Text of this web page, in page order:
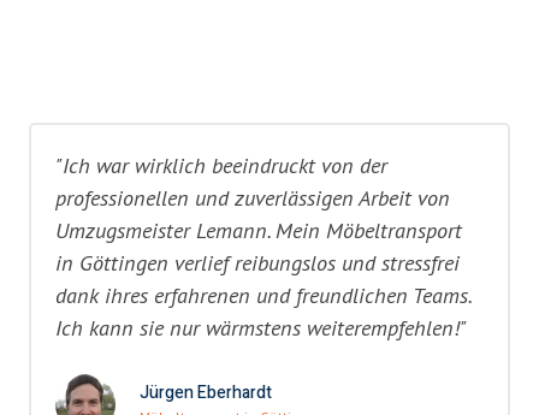
"Ich war wirklich beeindruckt von der
professionellen und zuverlässigen Arbeit von
Umzugsmeister Lemann. Mein Möbeltransport
in Göttingen verlief reibungslos und stressfrei
dank ihres erfahrenen und freundlichen Teams.
Ich kann sie nur wärmstens weiterempfehlen!"
Jürgen Eberhardt